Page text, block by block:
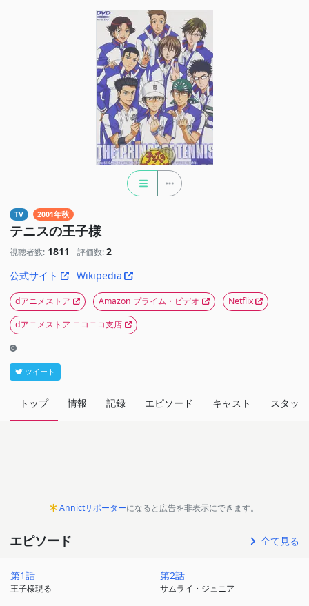
TV 2001年秋
テニスの王子様
視聴者数: 1811 評価数: 2
公式サイト
Wikipedia
dアニメストア Amazon プライム・ビデオ
Netflix
dアニメストア ニコニコ支店
ツイート
トップ 情報 記録 エピソード キャスト スタッフ
Annictサポーターになると広告を非表示にできます。
エピソード 全て見る
第1話
王子様現る
第2話
サムライ・ジュニア